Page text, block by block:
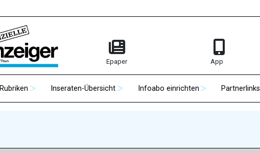
Epaper App
Rubriken Inseraten-Übersicht Infoabo einrichten Partnerlinks